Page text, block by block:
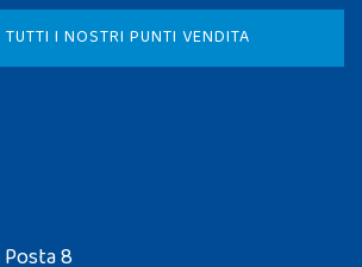
I NOSTRI PUNTI VENDITA
8